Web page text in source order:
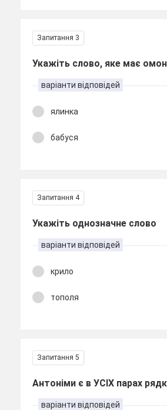
Запитання 3
Укажіть слово, яке має
варіанти відповідей
ялинка
бабуся
Запитання 4
Укажіть однозначне слово
варіанти відповідей
крило
тополя
Запитання 5
Антоніми є в УСІХ парах
варіанти відповідей